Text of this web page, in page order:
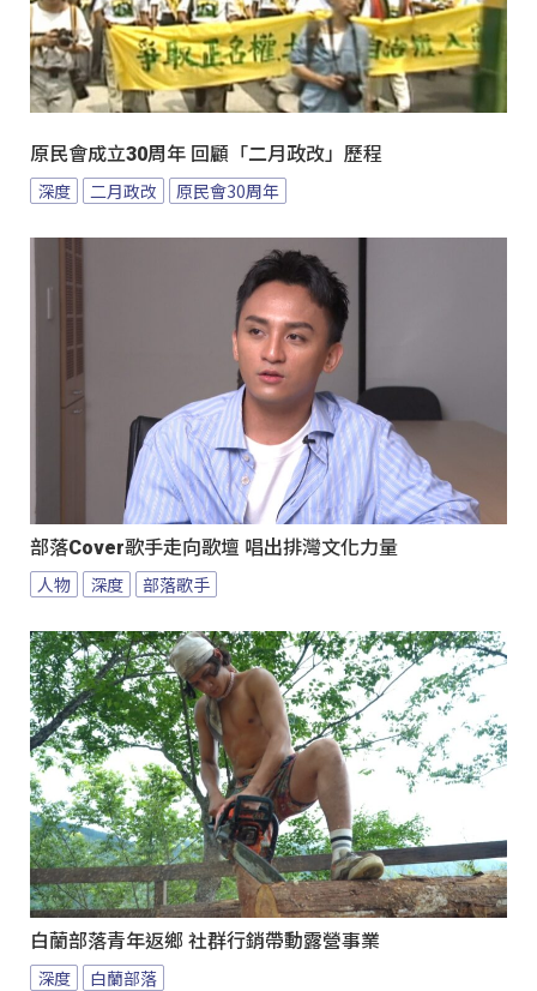
原民會成立30周年 回顧「二月政改」歷程
深度 二月政改 原民會30周年
部落Cover歌手走向歌壇 唱出排灣文化力量
人物 深度 部落歌手
白蘭部落青年返鄉 社群行銷帶動露營事業
深度 白蘭部落